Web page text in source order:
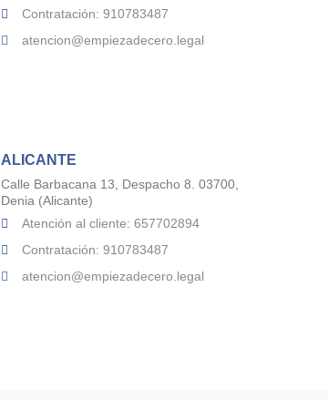
Contratación: 910783487
atencion@empiezadecero.legal
ALICANTE
Calle Barbacana 13, Despacho 8. 03700,
Denia (Alicante)
Atención al cliente: 657702894
Contratación: 910783487
atencion@empiezadecero.legal